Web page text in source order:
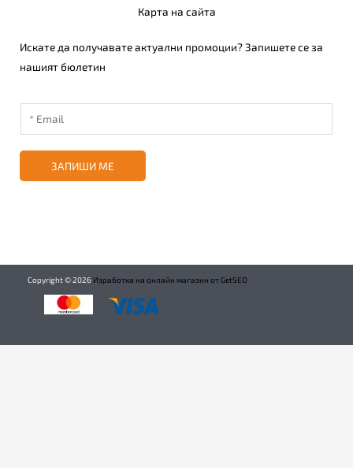
Карта на сайта
Искате да получавате актуални промоции? Запишете се за
нашият бюлетин
ЗАПИШИ МЕ
Copyright ©2026 Изработка на онлайн магазин от GetSEO